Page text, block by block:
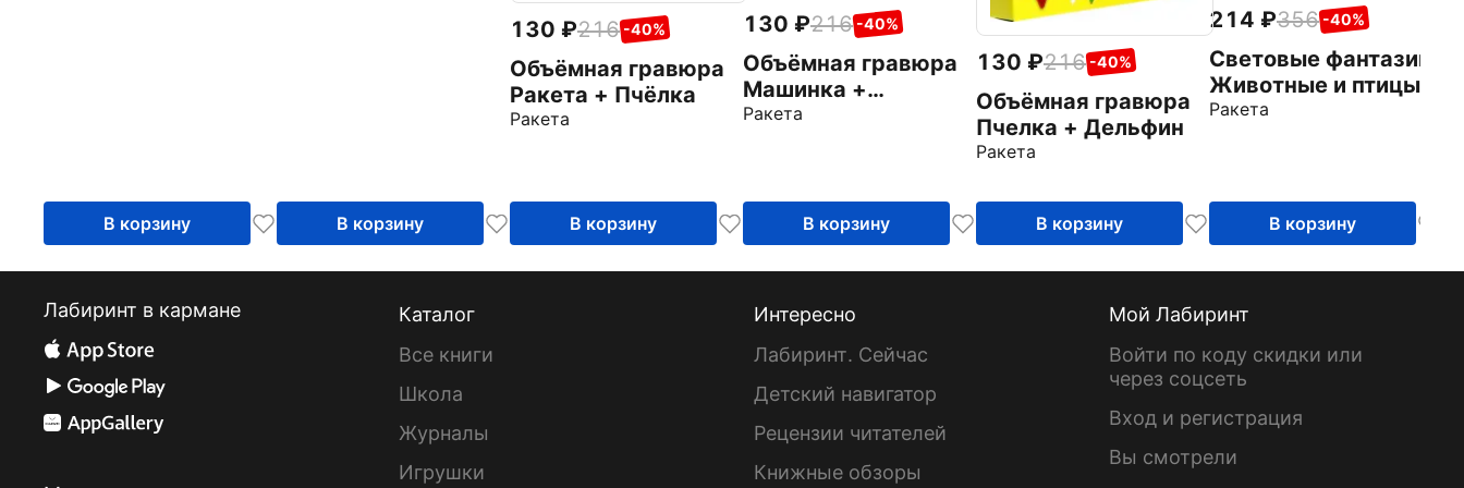
В корзину В корзину
130 216 -40%
Объёмная гравюра
Ракета + Пчёлка
Ракета
В корзину
130 216 -40%
Объёмная гравюра
Машинка +
Фламинго
Ракета
В корзину
130 216 -40%
Объёмная гравюра
Пчелка + Дельфин
Ракета
В корзину
214 356 -40%
Световые фантазии.
Животные и птицы
Ракета
В корзину
Лабиринт в кармане
Каталог
Все книги
Школа
Журналы
Игрушки
Интересно
Лабиринт. Сейчас
Детский навигатор
Рецензии читателей
Книжные обзоры
Мой Лабиринт
Войти по коду скидки или
через соцсеть
Вход и регистрация
Вы смотрели